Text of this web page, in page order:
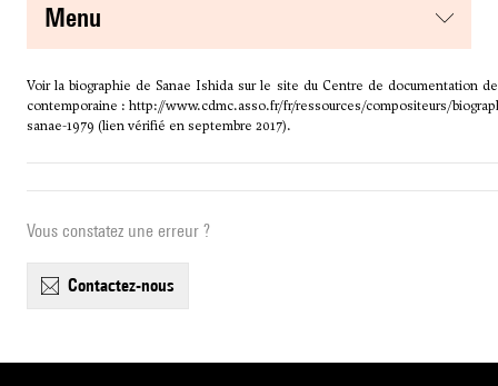
menu
Voir la biographie de Sanae Ishida sur le site du Centre de documentation
contemporaine : http://www.cdmc.asso.fr/fr/ressources/compositeurs/
sanae-1979 (lien vérifié en septembre 2017).
Vous constatez une erreur ?
contactez-nous